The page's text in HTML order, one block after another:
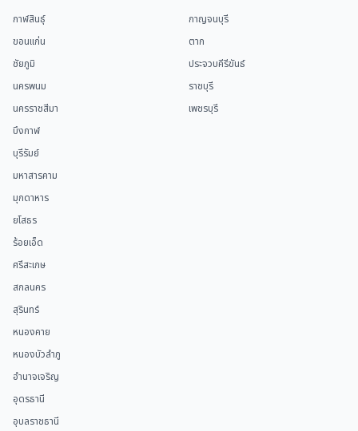
กาฬสินธุ์
ขอนแก่น
ชัยภูมิ
นครพนม
นครราชสีมา
บึงกาฬ
บุรีรัมย์
มหาสารคาม
มุกดาหาร
ยโสธร
ร้อยเอ็ด
ศรีสะเกษ
สกลนคร
สุรินทร์
หนองคาย
หนองบัวลำภู
อำนาจเจริญ
อุดรธานี
อุบลราชธานี
กาญจนบุรี
ตาก
ประจวบคีรีขันธ์
ราชบุรี
เพชรบุรี